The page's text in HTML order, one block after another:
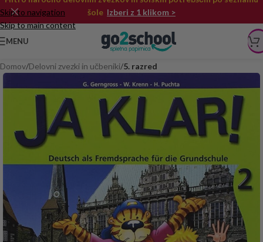
Skip to navigation
Skip to main content
šole Izberi z 1 klikom >
MENU
Domov Delovni zvezki in učbeniki 5. razred